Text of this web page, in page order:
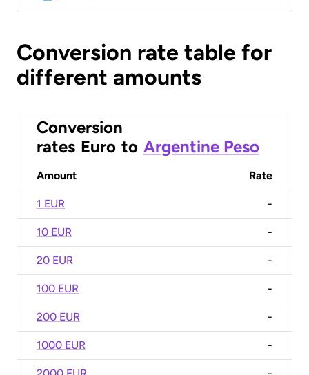
Conversion rate table for
different amounts
Conversion
rates Euro to Argentine Peso
Amount Rate
1 EUR -
10 EUR -
20 EUR -
100 EUR -
200 EUR -
1000 EUR -